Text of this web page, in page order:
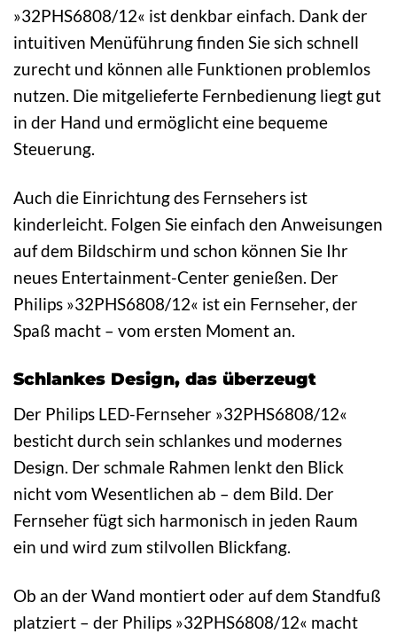
»32PHS6808/12« ist denkbar einfach. Dank der
intuitiven Menüführung finden Sie sich schnell
zurecht und können alle Funktionen problemlos
nutzen. Die mitgelieferte Fernbedienung liegt gut
in der Hand und ermöglicht eine bequeme
Steuerung.
Auch die Einrichtung des Fernsehers ist
kinderleicht. Folgen Sie einfach den Anweisungen
auf dem Bildschirm und schon können Sie Ihr
neues Entertainment-Center genießen. Der
Philips »32PHS6808/12« ist ein Fernseher, der
Spaß macht – vom ersten Moment an.
Schlankes Design, das überzeugt
Der Philips LED-Fernseher »32PHS6808/12«
besticht durch sein schlankes und modernes
Design. Der schmale Rahmen lenkt den Blick
nicht vom Wesentlichen ab – dem Bild. Der
Fernseher fügt sich harmonisch in jeden Raum
ein und wird zum stilvollen Blickfang.
Ob an der Wand montiert oder auf dem Standfuß
platziert – der Philips »32PHS6808/12« macht